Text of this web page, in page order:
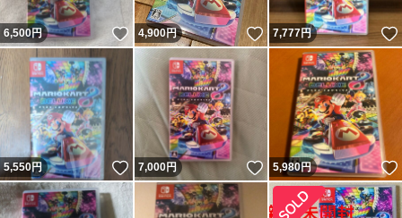
6,500円 いいね！
4,900円 いいね！
7,777円
5,550円 いいね！
7,000円 いいね！
5,980円